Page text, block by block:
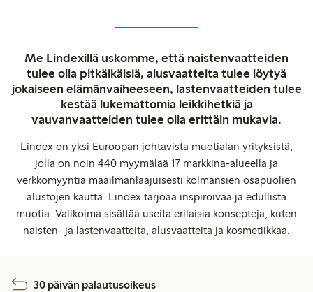
Me Lindexillä uskomme, että naistenvaatteiden
tulee olla pitkäikäisiä, alusvaatteita tulee löytyä
jokaiseen elämänvaiheeseen, lastenvaatteiden tulee
kestää lukemattomia leikkihetkiä ja
vauvanvaatteiden tulee olla erittäin mukavia.
Lindex on yksi Euroopan johtavista muotialan yrityksistä,
jolla on noin 440 myymälää 17 markkina-alueella ja
verkkomyyntiä maailmanlaajuisesti kolmansien osapuolien
alustojen kautta. Lindex tarjoaa inspiroivaa ja edullista
muotia. Valikoima sisältää useita erilaisia konsepteja, kuten
naisten- ja lastenvaatteita, alusvaatteita ja kosmetiikkaa.
30 päivän palautusoikeus